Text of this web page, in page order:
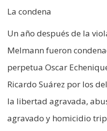
La condena
Un año después de la
Melmann fueron
perpetua Oscar
Ricardo Suárez por los
la libertad agravada,
agravado y homicidio